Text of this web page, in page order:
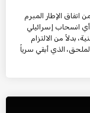
الإطار المبرم
أي انسحاب إسرائيلي
بدلاً من الالتزام
ووفقاً للقناة الإسرائيلية 12، فإن الملحق، الذي أبقي سرياً